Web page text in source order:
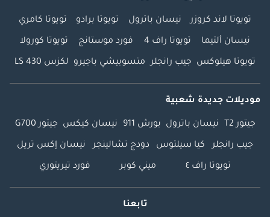
تويوتا لاند كروزر نيسان باترول تويوتا برادو تويوتا كامري
نيسان ألتيما تويوتا راف 4 فورد موستانج تويوتا كورولا
تويوتا هيلوكس جيب رانجلر متسوبيشي باجيرو لكزس LS 430
موديلات جديدة شعبية
جيتور T2 نيسان باترول بورش 911 نيسان كيكس جيتور G700
جيب رانجلر كيا سيلتوس دودج تشالينجر نيسان إكس تريل
تويوتا راف ٤ ميني كوبر فورد تيريتوري
تابعنا